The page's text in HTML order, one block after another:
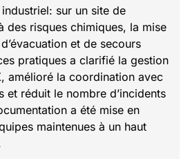
sur un site de
des risques chimiques, la mise
et de secours
pratiques a clarifié la gestion
amélioré la coordination avec
et réduit le nombre d’incidents
a été mise en
maintenues à un haut